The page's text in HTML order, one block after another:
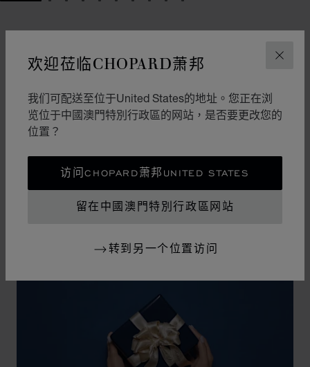
关闭
欢迎莅临CHOPARD萧邦
我们可配送至位于United States的地址。您正在浏
览位于中國澳門特別行政區的网站，是否要更改您的
位置？
访问CHOPARD萧邦UNITED STATES
留在中國澳門特別行政區网站
转到另一个位置访问
GO TO SLIDE 1GO TO SLIDE 2
GO TO SLIDE 3
GO TO SLIDE 4
GO TO SLIDE 5
GO TO SLIDE 6
GO TO SLIDE 7
GO TO SLIDE 8
GO TO SLIDE 9
GO TO SLIDE 10
标志性设计
风格杰作。其标志性的舞动钻石犹如华丽舞台，展现改变
20世纪女性生活的自由奔放潮流。Happy Sport钻石腕表
是首款将钻石的高贵气质与精钢的坚固特性相结合的腕
表，独树一帜的设计使其成为连接腕表和珠宝的典范之
作。